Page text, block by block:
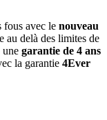
fous avec le nouveau
au delà des limites de
garantie de 4 ans
la garantie 4Ever